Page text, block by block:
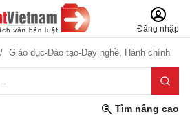
Đăng nhập
Giáo dục-Đào tạo-Dạy nghề, Hành chính
Tìm nâng cao